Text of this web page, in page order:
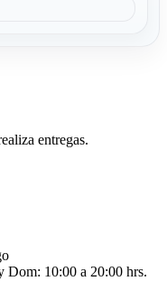
entregas.
Dom: 10:00 a 20:00 hrs.